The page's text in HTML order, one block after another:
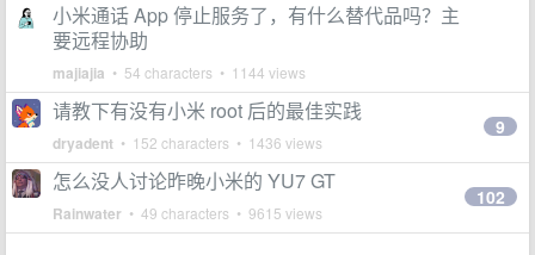
小米通话 App 停止服务了，有什么替代品吗？主
要远程协助
majiajia • 54 characters • 1144 views
请教下有没有小米 root 后的最佳实践
dryadent • 152 characters • 1436 views
9
怎么没人讨论昨晚小米的 YU7 GT
Rainwater • 49 characters • 9615 views
102